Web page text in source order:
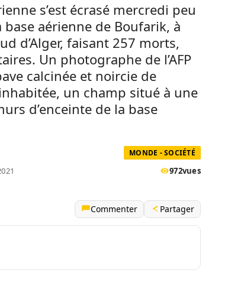
s’est écrasé mercredi peu
aérienne de Boufarik, à
d’Alger, faisant 257 morts,
Un photographe de l’AFP
calcinée et noircie de
un champ situé à une
d’enceinte de la base
MONDE - SOCIÉTÉ
972vues
Commenter Partager